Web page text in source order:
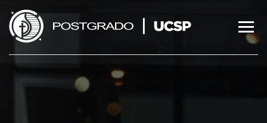
contenido